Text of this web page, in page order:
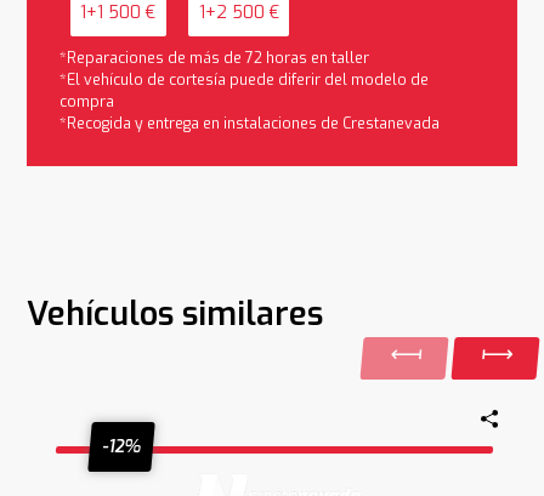
1+1 500 € 1+2 500 €
*Reparaciones de más de 72 horas en taller
*El vehículo de cortesía puede diferir del modelo de
compra
*Recogida y entrega en instalaciones de Crestanevada
Vehículos similares
-12%